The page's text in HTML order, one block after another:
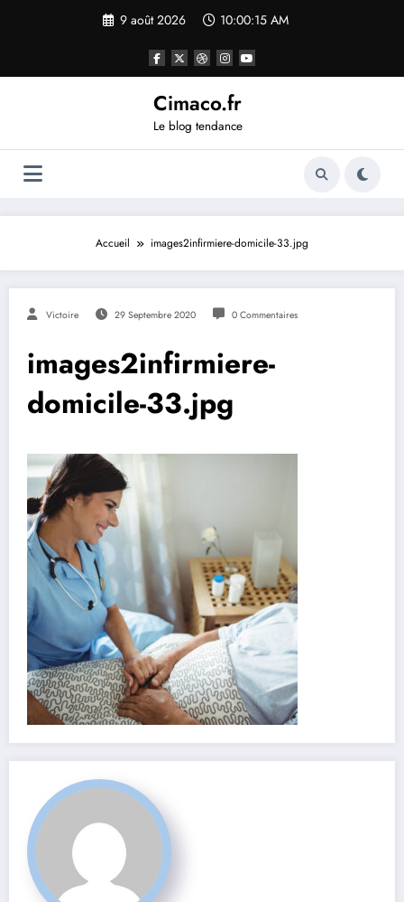
9 août 2026 10:00:16 AM
Cimaco.fr
Le blog tendance
Accueil images2infirmiere-domicile-33.jpg
Victoire 29 Septembre 2020 0 Commentaires
images2infirmiere-
domicile-33.jpg